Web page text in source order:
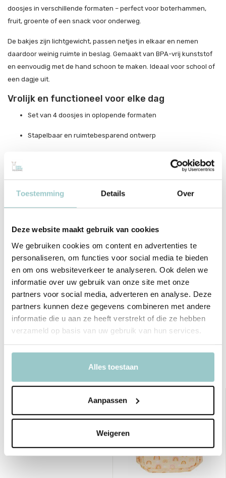
Toestemming Details Over
Deze website maakt gebruik van cookies
We gebruiken cookies om content en advertenties te
personaliseren, om functies voor social media te bieden
en om ons websiteverkeer te analyseren. Ook delen we
informatie over uw gebruik van onze site met onze
partners voor social media, adverteren en analyse. Deze
partners kunnen deze gegevens combineren met andere
informatie die u aan ze heeft verstrekt of die ze hebben
verzameld op basis van uw gebruik van hun services.
Alles toestaan
Aanpassen
Weigeren
doosjes in verschillende formaten – perfect voor boterhammen,
fruit, groente of een snack voor onderweg.
De bakjes zijn lichtgewicht, passen netjes in elkaar en nemen
daardoor weinig ruimte in beslag. Gemaakt van BPA-vrij kunststof
en eenvoudig met de hand schoon te maken. Ideaal voor school of
een dagje uit.
Vrolijk en functioneel voor elke dag
Set van 4 doosjes in oplopende formaten
Stapelbaar en ruimtebesparend ontwerp
EAN 8719715001227
Merk A Little Lovely Company
Collectie Rainbows
Toon meer
Bekijk ook deze must-haves